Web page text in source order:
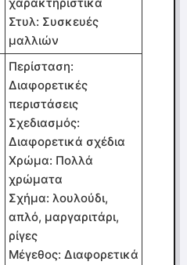
Στυλ: Συσκευές
μαλλιών
Περίσταση:
Διαφορετικές
περιστάσεις
Σχεδιασμός:
Διαφορετικά σχέδια
Χρώμα: Πολλά
χρώματα
Σχήμα: λουλούδι,
απλό, μαργαριτάρι,
ρίγες
Μέγεθος: Διαφορετικά